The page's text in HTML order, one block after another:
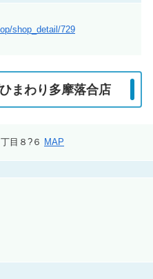
shop_detail/729
まわり多摩落合店
目８?６ MAP